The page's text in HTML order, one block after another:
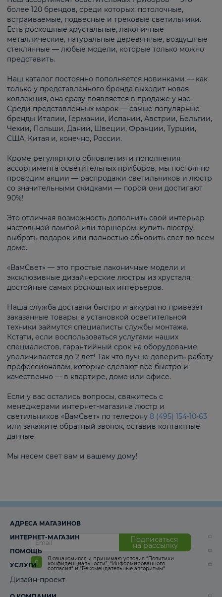
более 120 брендов, среди которых: потолочные,
встраиваемые, подвесные и трековые светильники.
Есть роскошные хрустальные, лаконичные
металлические, натуральные деревянные, воздушные
стеклянные — любые модели, которые только можно
представить.
Наш каталог постоянно пополняется новинками — как
только у представленного бренда выходит новая
коллекция, она сразу появляется в продаже у нас.
Среди представленных марок — самые популярные
бренды Италии, Германии, Испании, Австрии, Бельгии,
Чехии, Польши, Дании, Швеции, Франции, Турции,
США, Китая и, конечно, России.
Кроме регулярного обновления и пополнения
ассортимента осветительных приборов, мы постоянно
проводим акции — распродажи светильников и люстр
со значительными скидками — порой они достигают
90%!
Это отличная возможность дополнить свой интерьер
настольной лампой или торшером, купить люстру,
выбрать подарок или полностью обновить свет во всем
доме.
«ВамСвет» — это простые лаконичные модели и
эксклюзивные дизайнерские люстры из хрусталя,
достойные самых роскошных интерьеров.
Наша служба доставки быстро и аккуратно привезет
заказанные товары, а установкой осветительной
техники займутся специалисты службы монтажа.
Кстати, если воспользоваться услугами наших
специалистов, гарантийный срок на оборудование
увеличивается до 2 лет! Так что лучше доверить работу
профессионалам, которые сделают всё быстро и
качественно — в квартире, доме или офисе.
Если у вас остались вопросы, свяжитесь с
менеджерами интернет-магазина люстр и
светильников «ВамСвет» по телефону 8 (495) 154-10-63
или закажите обратный звонок, оставив контактные
данные.
Мы несем свет вам и вашему дому!
Подписаться
на рассылку
Я ознакомился и принимаю условия “Политики
конфиденциальности”, “Информированного
согласия“ и “Рекомендательные алгоритмы“
АДРЕСА МАГАЗИНОВ
ИНТЕРНЕТ-МАГАЗИН
ПОМОЩЬ
УСЛУГИ
Дизайн-проект